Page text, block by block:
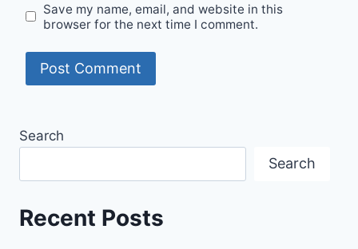
Save my name, email, and website in this
browser for the next time I comment.
Search
Search
Recent Posts